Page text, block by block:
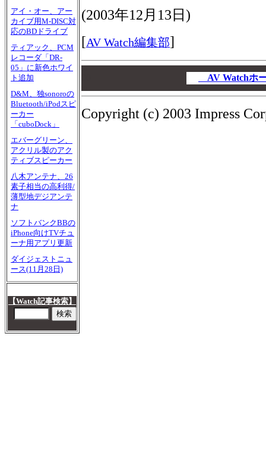
アイ・オー、アー
カイブ用M-DISC対
応のBDドライブ
ティアック、PCM
レコーダ「DR-
05」に新色ホワイ
ト追加
D&M、独sonoroの
Bluetooth/iPodスピ
ーカー
「cuboDock」
エバーグリーン、
アクリル製のアク
ティブスピーカー
八木アンテナ、26
素子相当の高利得/
薄型地デジアンテ
ナ
ソフトバンクBBの
iPhone向けTVチュ
ーナ用アプリ更新
ダイジェストニュ
ース(11月28日)
【Watch記事検索】
(2003年12月13日)
[AV Watch編集部]
AV Watchホ
Copyright (c) 2003 Impress